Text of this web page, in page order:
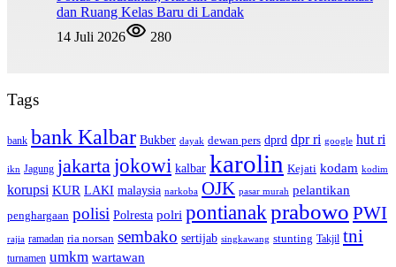
dan Ruang Kelas Baru di Landak
14 Juli 2026
280
Tags
bank bank Kalbar Bukber dayak dewan pers dprd dpr ri google hut ri
ikn Jagung jakarta jokowi kalbar karolin Kejati kodam kodim
korupsi KUR LAKI malaysia narkoba OJK pasar murah pelantikan
penghargaan polisi Polresta polri pontianakprabowo PWI
rajia ramadan ria norsan sembako sertijab singkawang stunting Takjil tni
turnamen umkm wartawan